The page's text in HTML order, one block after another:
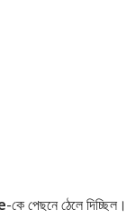
-কে পেছনে ঠেলে দিচ্ছিল।